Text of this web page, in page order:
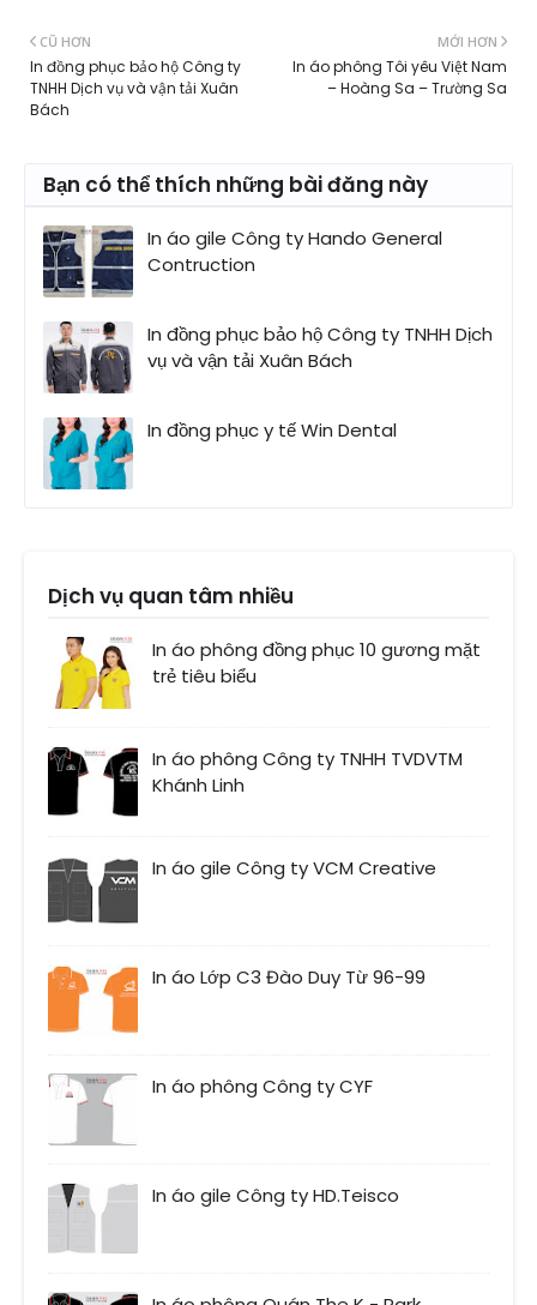
MỚI HƠN
In áo phông Tôi yêu Việt Nam
– Hoàng Sa – Trường Sa
CŨ HƠN
In đồng phục bảo hộ Công ty
TNHH Dịch vụ và vận tải Xuân
Bách
Bạn có thể thích những bài đăng này
In áo gile Công ty Hando General
Contruction
In đồng phục bảo hộ Công ty TNHH Dịch
vụ và vận tải Xuân Bách
In đồng phục y tế Win Dental
Dịch vụ quan tâm nhiều
In áo phông đồng phục 10 gương mặt
trẻ tiêu biểu
In áo phông Công ty TNHH TVDVTM
Khánh Linh
In áo gile Công ty VCM Creative
In áo Lớp C3 Đào Duy Từ 96-99
In áo phông Công ty CYF
In áo gile Công ty HD.Teisco